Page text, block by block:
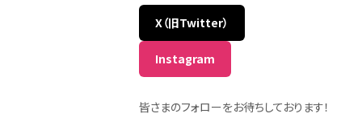
X（旧Twitter）
Instagram
皆さまのフォローをお待ちしております！